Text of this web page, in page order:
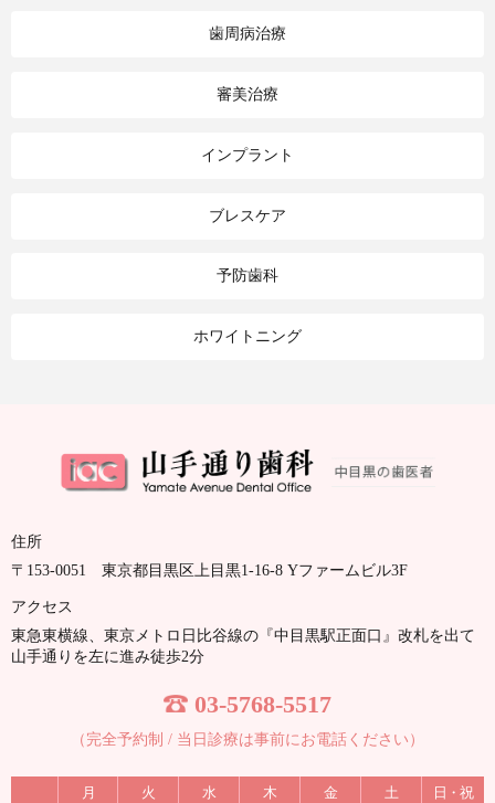
歯周病治療
審美治療
インプラント
ブレスケア
予防歯科
ホワイトニング
住所
〒153-0051 東京都目黒区上目黒1-16-8 Yファームビル3F
アクセス
東急東横線、東京メトロ日比谷線の『中目黒駅正面口』改札を出て
山手通りを左に進み徒歩2分
03-5768-5517
（完全予約制 / 当日診療は事前にお電話ください）
月 火 水 木 金 土 日・祝